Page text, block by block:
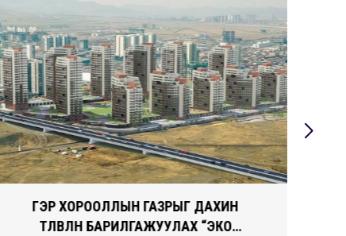
ГЭР ХОРООЛЛЫН ГАЗРЫГ ДАХИН
ТӨЛӨВЛӨН БАРИЛГАЖУУЛАХ “ЭКО